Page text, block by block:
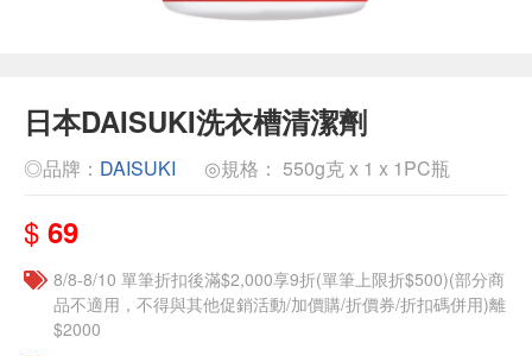
日本DAISUKI洗衣槽清潔劑
◎品牌： DAISUKI ◎規格： 550g克 x 1 x 1PC瓶
$ 69
8/8-8/10 單筆折扣後滿$2,000享9折(單筆上限折$500)(部分商
品不適用，不得與其他促銷活動/加價購/折價券/折扣碼併用)離
$2000